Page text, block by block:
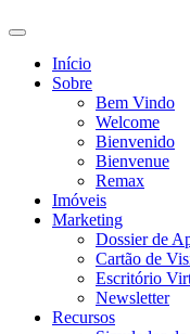
Toggle
search
field
Início
Sobre
Bem Vindo
Welcome
Bienvenido
Bienvenue
Remax
Imóveis
Marketing
Dossier de
Cartão de
Escritório
Newsletter
Recursos